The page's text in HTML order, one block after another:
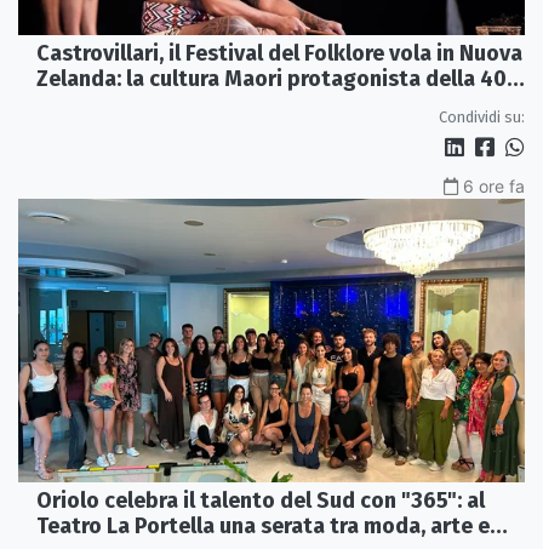
Castrovillari, il Festival del Folklore vola in Nuova
Zelanda: la cultura Maori protagonista della 40ª
Condividi su:
6 ore fa
Oriolo celebra il talento del Sud con "365": al
Teatro La Portella una serata tra moda, arte e